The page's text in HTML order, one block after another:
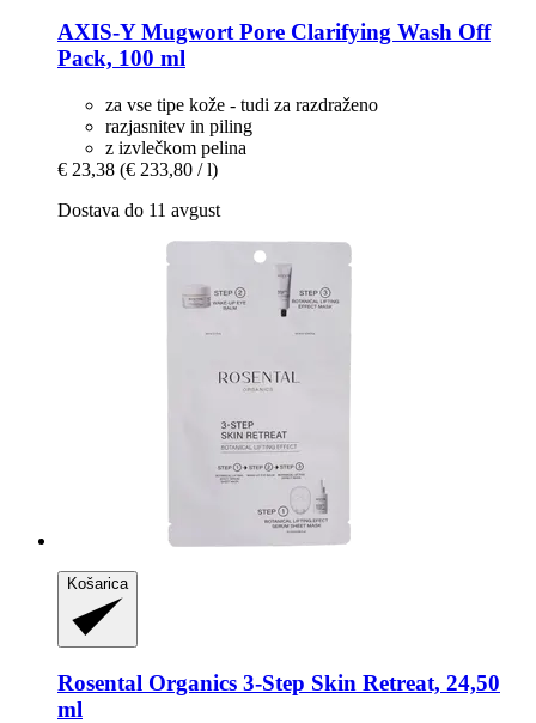
AXIS-YMugwort Pore Clarifying Wash Off
Pack, 100 ml
za vse tipe kože - tudi za razdraženo
razjasnitev in piling
z izvlečkom pelina
€ 23,38 (€ 233,80 / l)
Dostava do 11 avgust
Košarica
Rosental Organics 3-​Step Skin Retreat, 24,50
ml